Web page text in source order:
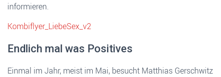
informieren.
Kombiflyer_LiebeSex_v2
Endlich mal was Positives
Einmal im Jahr, meist im Mai, besucht Matthias Gerschwitz